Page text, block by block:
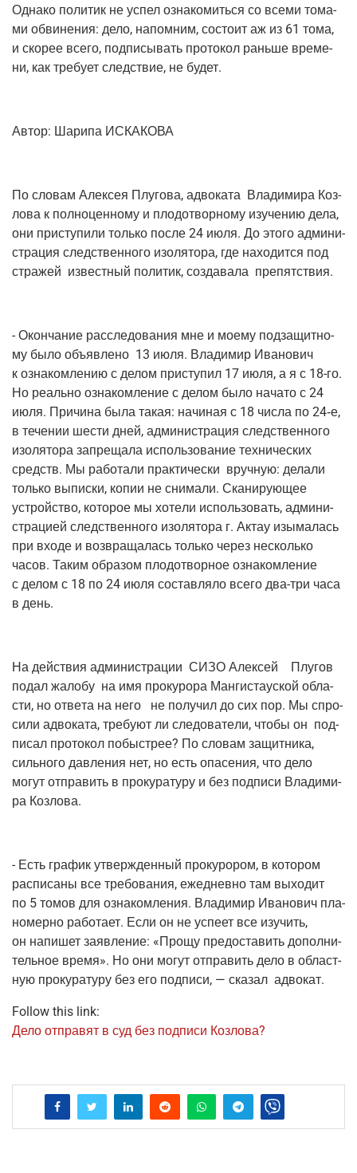
Одна­ко поли­тик не успел озна­ко­мить­ся со все­ми тома­
ми обви­не­ния: дело, напом­ним, состо­ит аж из 61 тома,
и ско­рее все­го, под­пи­сы­вать про­то­кол рань­ше вре­ме­
ни, как тре­бу­ет след­ствие, не будет.
Автор: Шари­па ИСКАКОВА
По сло­вам Алек­сея Плу­го­ва, адво­ка­та Вла­ди­ми­ра Коз­
ло­ва к пол­но­цен­но­му и пло­до­твор­но­му изу­че­нию дела,
они при­сту­пи­ли толь­ко после 24 июля. До это­го адми­ни­
стра­ция след­ствен­но­го изо­ля­то­ра, где нахо­дит­ся под
стра­жей извест­ный поли­тик, созда­ва­ла препятствия.
- Окон­ча­ние рас­сле­до­ва­ния мне и мое­му под­за­щит­но­
му было объ­яв­ле­но 13 июля. Вла­ди­мир Ива­но­вич
к озна­ком­ле­нию с делом при­сту­пил 17 июля, а я с 18-го.
Но реаль­но озна­ком­ле­ние с делом было нача­то с 24
июля. При­чи­на была такая: начи­ная с 18 чис­ла по 24‑е,
в тече­нии шести дней, адми­ни­стра­ция след­ствен­но­го
изо­ля­то­ра запре­ща­ла исполь­зо­ва­ние тех­ни­че­ских
средств. Мы рабо­та­ли прак­ти­че­ски вруч­ную: дела­ли
толь­ко выпис­ки, копии не сни­ма­ли. Ска­ни­ру­ю­щее
устрой­ство, кото­рое мы хоте­ли исполь­зо­вать, адми­ни­
стра­ци­ей след­ствен­но­го изо­ля­то­ра г. Актау изы­ма­лась
при вхо­де и воз­вра­ща­лась толь­ко через несколь­ко
часов. Таким обра­зом пло­до­твор­ное озна­ком­ле­ние
с делом с 18 по 24 июля состав­ля­ло все­го два-три часа
в день.
На дей­ствия адми­ни­стра­ции СИЗО Алек­сей Плу­гов
подал жало­бу на имя про­ку­ро­ра Ман­ги­ста­уской обла­
сти, но отве­та на него не полу­чил до сих пор. Мы спро­
си­ли адво­ка­та, тре­бу­ют ли сле­до­ва­те­ли, что­бы он под­
пи­сал про­то­кол побыст­рее? По сло­вам защит­ни­ка,
силь­но­го дав­ле­ния нет, но есть опа­се­ния, что дело
могут отпра­вить в про­ку­ра­ту­ру и без под­пи­си Вла­ди­ми­
ра Козлова.
- Есть гра­фик утвер­жден­ный про­ку­ро­ром, в кото­ром
рас­пи­са­ны все тре­бо­ва­ния, еже­днев­но там выхо­дит
по 5 томов для озна­ком­ле­ния. Вла­ди­мир Ива­но­вич пла­
но­мер­но рабо­та­ет. Если он не успе­ет все изу­чить,
он напи­шет заяв­ле­ние: «Про­щу предо­ста­вить допол­ни­
тель­ное вре­мя». Но они могут отпра­вить дело в област­
ную про­ку­ра­ту­ру без его под­пи­си, — ска­зал адвокат.
Follow this link:
Дело отпра­вят в суд без под­пи­си Козлова?